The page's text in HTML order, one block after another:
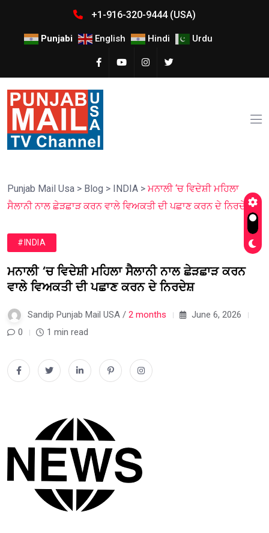
+1-916-320-9444 (USA)
Punjabi English Hindi Urdu
Punjab Mail Usa > Blog > INDIA > ਮਨਾਲੀ ‘ਚ ਵਿਦੇਸ਼ੀ ਮਹਿਲਾ
ਸੈਲਾਨੀ ਨਾਲ ਛੇੜਛਾੜ ਕਰਨ ਵਾਲੇ ਵਿਅਕਤੀ ਦੀ ਪਛਾਣ ਕਰਨ ਦੇ ਨਿਰਦੇਸ਼
#INDIA
ਮਨਾਲੀ ‘ਚ ਵਿਦੇਸ਼ੀ ਮਹਿਲਾ ਸੈਲਾਨੀ ਨਾਲ ਛੇੜਛਾੜ ਕਰਨ
ਵਾਲੇ ਵਿਅਕਤੀ ਦੀ ਪਛਾਣ ਕਰਨ ਦੇ ਨਿਰਦੇਸ਼
Sandip Punjab Mail USA / 2 months
June 6, 2026
0
1 min read